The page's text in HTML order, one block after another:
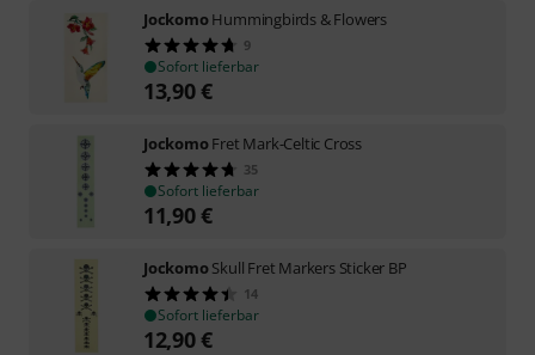
JockomoHummingbirds & Flowers
9
Sofort lieferbar
13,90€
JockomoFret Mark-Celtic Cross
35
Sofort lieferbar
11,90€
JockomoSkull Fret Markers Sticker BP
14
Sofort lieferbar
12,90€